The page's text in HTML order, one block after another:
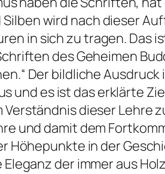
wird nach dieser
in sich zu tragen. Das
des Geheimen
Der bildliche
und es ist das erklärte
dieser Lehre
und damit dem
Höhepunkte in der
der immer aus